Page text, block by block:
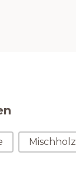
Mischholz